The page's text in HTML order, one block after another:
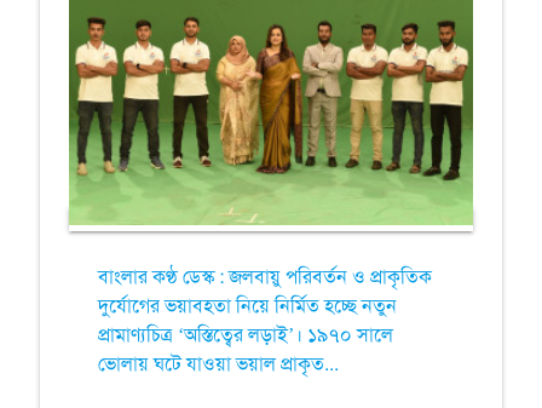
বাংলার কণ্ঠ ডেস্ক : জলবায়ু পরিবর্তন ও প্রাকৃতিক
দুর্যোগের ভয়াবহতা নিয়ে নির্মিত হচ্ছে নতুন
প্রামাণ্যচিত্র ‘অস্তিত্বের লড়াই’। ১৯৭০ সালে
ভোলায় ঘটে যাওয়া ভয়াল প্রাকৃত...